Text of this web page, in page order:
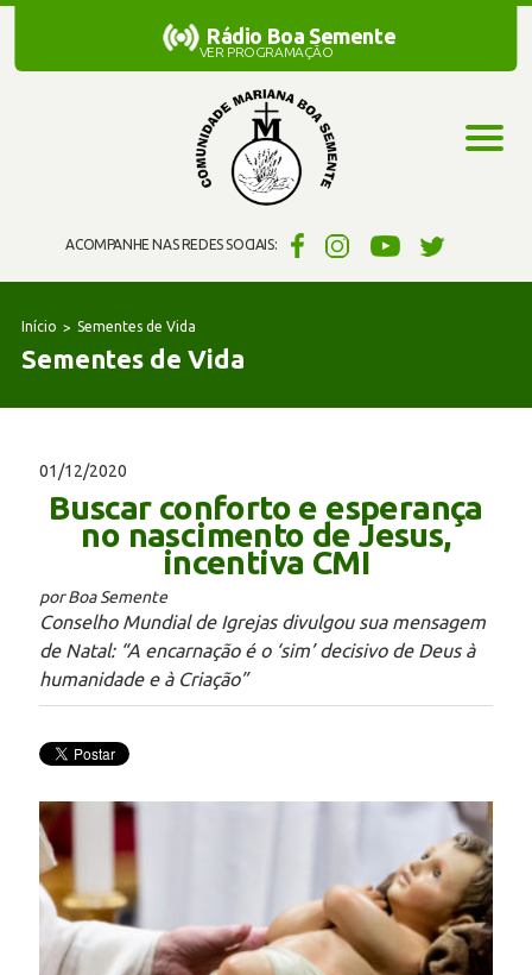
ACOMPANHE NAS REDES SOCIAIS:
Rádio Boa Semente
Rádio Boa Semente
VER PROGRAMAÇÃO
Início Sementes de Vida
Sementes de Vida
01/12/2020
Buscar conforto e esperança
no nascimento de Jesus,
incentiva CMI
por Boa Semente
Conselho Mundial de Igrejas divulgou sua mensagem
de Natal: “A encarnação é o ‘sim’ decisivo de Deus à
humanidade e à Criação”